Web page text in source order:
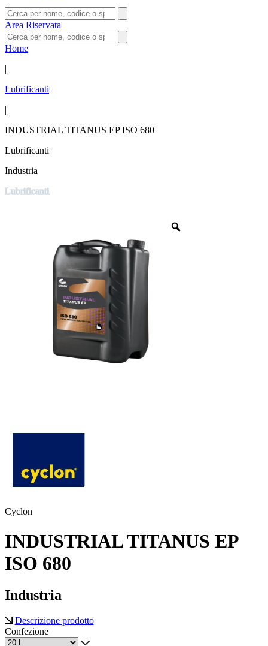
Area Riservata
Home
|
Lubrificanti
|
INDUSTRIAL TITANUS EP ISO 680
Lubrificanti
Industria
Lubrificanti
Cyclon
INDUSTRIAL TITANUS EP
ISO 680
Industria
Descrizione prodotto
Confezione